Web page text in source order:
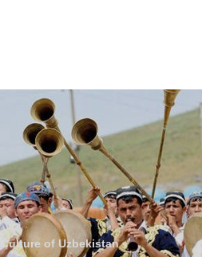
Visa to Uzbekistan
Uzbekistan Visa application
To make you more
application forms of the
Uzbekistan in countries